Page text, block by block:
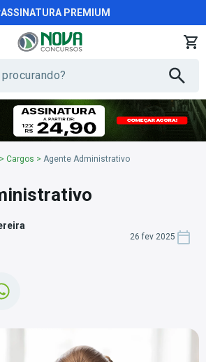
ASSINATURA PREMIUM
> Cargos > Agente Administrativo
26 fev 2025